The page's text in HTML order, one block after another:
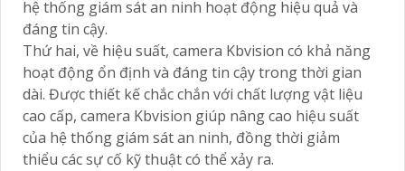
hệ thống giám sát an ninh hoạt động hiệu quả và
đáng tin cậy.
Thứ hai, về hiệu suất, camera Kbvision có khả năng
hoạt động ổn định và đáng tin cậy trong thời gian
dài. Được thiết kế chắc chắn với chất lượng vật liệu
cao cấp, camera Kbvision giúp nâng cao hiệu suất
của hệ thống giám sát an ninh, đồng thời giảm
thiểu các sự cố kỹ thuật có thể xảy ra.